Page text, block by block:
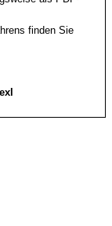
finden Sie